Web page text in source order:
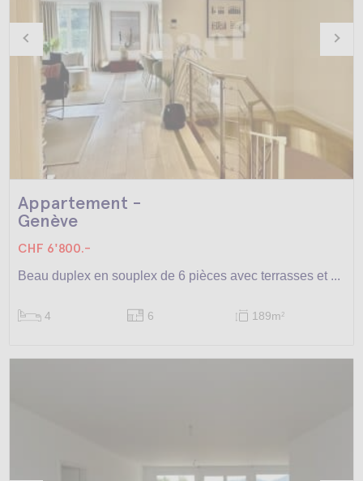
Appartement -
Genève
CHF 6'800.-
Beau duplex en souplex de 6 pièces avec terrasses et ...
4 6 189m2